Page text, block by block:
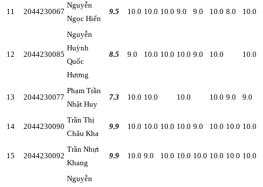
11 2044230067
Nguyễn
Ngọc Hiển
9.5 10.0 10.0 10.0 9.0 9.0 10.0 8.0 10.0
12 2044230085
Nguyễn
Huỳnh
Quốc
Hương
8.5 9.0 10.0 10.0 10.0 9.0 10.0 10.0
13 2044230077
Phạm Trần
Nhật Huy
7.3 10.0 10.0 10.0 10.0 9.0 9.0
14 2044230090
Trần Thị
Châu Kha
9.9 10.0 10.0 10.0 10.0 9.0 10.0 10.0 10.0
15 2044230092
Trần Nhựt
Khang
9.9 10.0 9.0 10.0 10.0 10.0 10.0 10.0 10.0
Nguyễn